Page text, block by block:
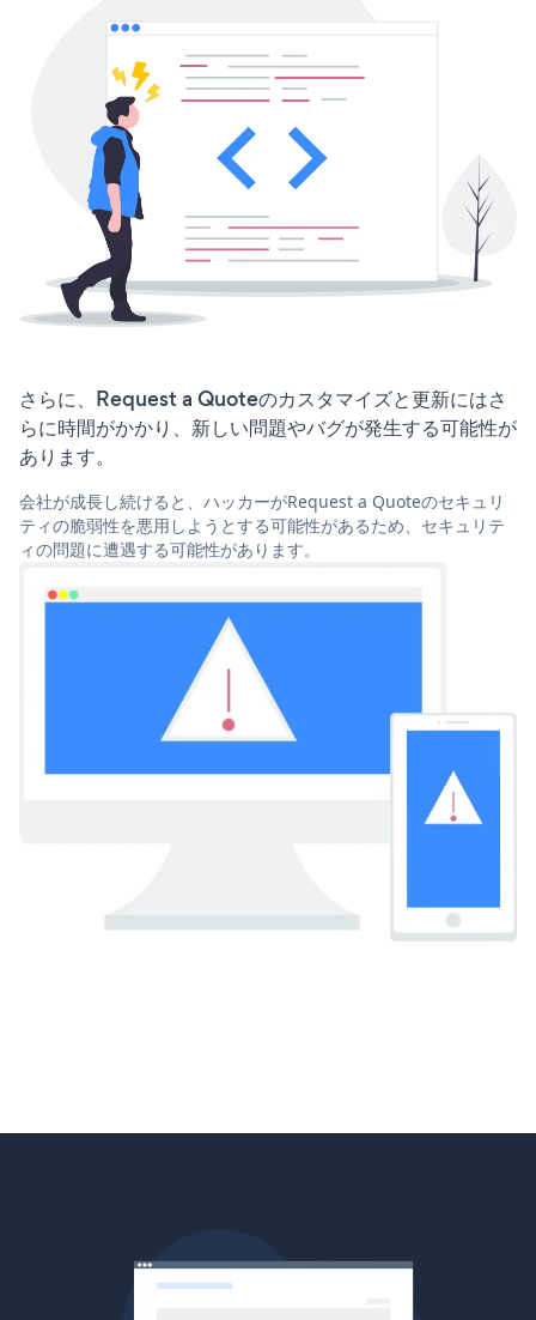
さらに、Request a Quoteのカスタマイズと更新にはさ
らに時間がかかり、新しい問題やバグが発生する可能性が
あります。
会社が成長し続けると、ハッカーがRequest a Quoteのセキュリ
ティの脆弱性を悪用しようとする可能性があるため、セキュリテ
ィの問題に遭遇する可能性があります。